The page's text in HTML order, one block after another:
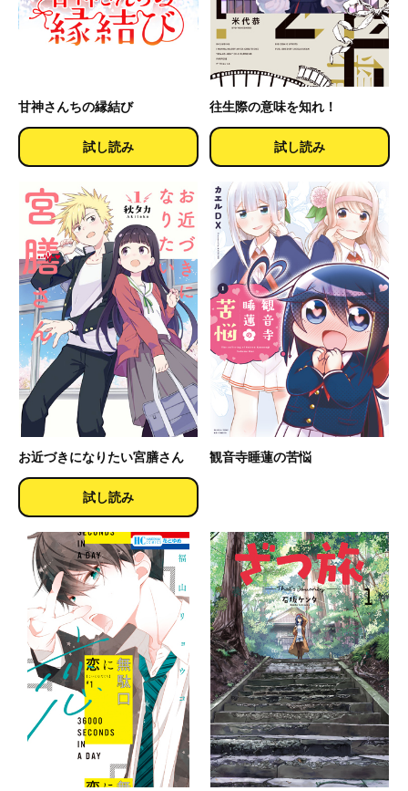
甘神さんちの縁結び
試し読み
往生際の意味を知れ！
試し読み
お近づきになりたい宮膳さん
試し読み
観音寺睡蓮の苦悩